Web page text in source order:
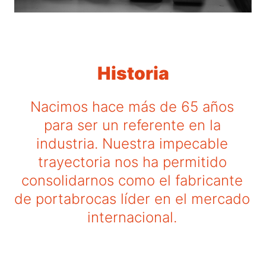
Historia
Nacimos hace más de 65 años
para ser un referente en la
industria. Nuestra impecable
trayectoria nos ha permitido
consolidarnos como el fabricante
de portabrocas líder en el mercado
internacional.